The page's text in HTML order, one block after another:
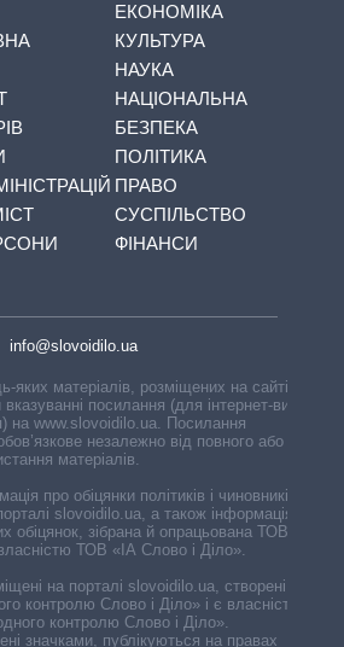
ЕКОНОМІКА
КУЛЬТУРА
НАУКА
НАЦІОНАЛЬНА
БЕЗПЕКА
ПОЛІТИКА
ПРАВО
СУСПІЛЬСТВО
ФІНАНСИ
info@slovoidilo.ua
яких матеріалів, розміщених на сайті,
посилання (для інтернет-видань
на www.slovoidilo.ua. Посилання
незалежно від повного або
матеріалів.
про обіцянки політиків і чиновників,
slovoidilo.ua, а також інформація про
обіцянок, зібрана й опрацьована ТОВ «ІА
ТОВ «ІА Слово і Діло».
на порталі slovoidilo.ua, створені ГО
контролю Слово і Діло» і є власністю
контролю Слово і Діло».
значками, публікуються на правах